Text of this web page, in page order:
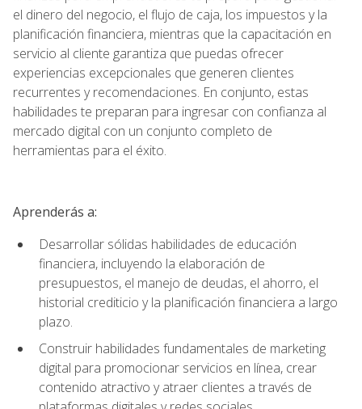
el dinero del negocio, el flujo de caja, los impuestos y la
planificación financiera, mientras que la capacitación en
servicio al cliente garantiza que puedas ofrecer
experiencias excepcionales que generen clientes
recurrentes y recomendaciones. En conjunto, estas
habilidades te preparan para ingresar con confianza al
mercado digital con un conjunto completo de
herramientas para el éxito.
Aprenderás a:
Desarrollar sólidas habilidades de educación
financiera, incluyendo la elaboración de
presupuestos, el manejo de deudas, el ahorro, el
historial crediticio y la planificación financiera a largo
plazo.
Construir habilidades fundamentales de marketing
digital para promocionar servicios en línea, crear
contenido atractivo y atraer clientes a través de